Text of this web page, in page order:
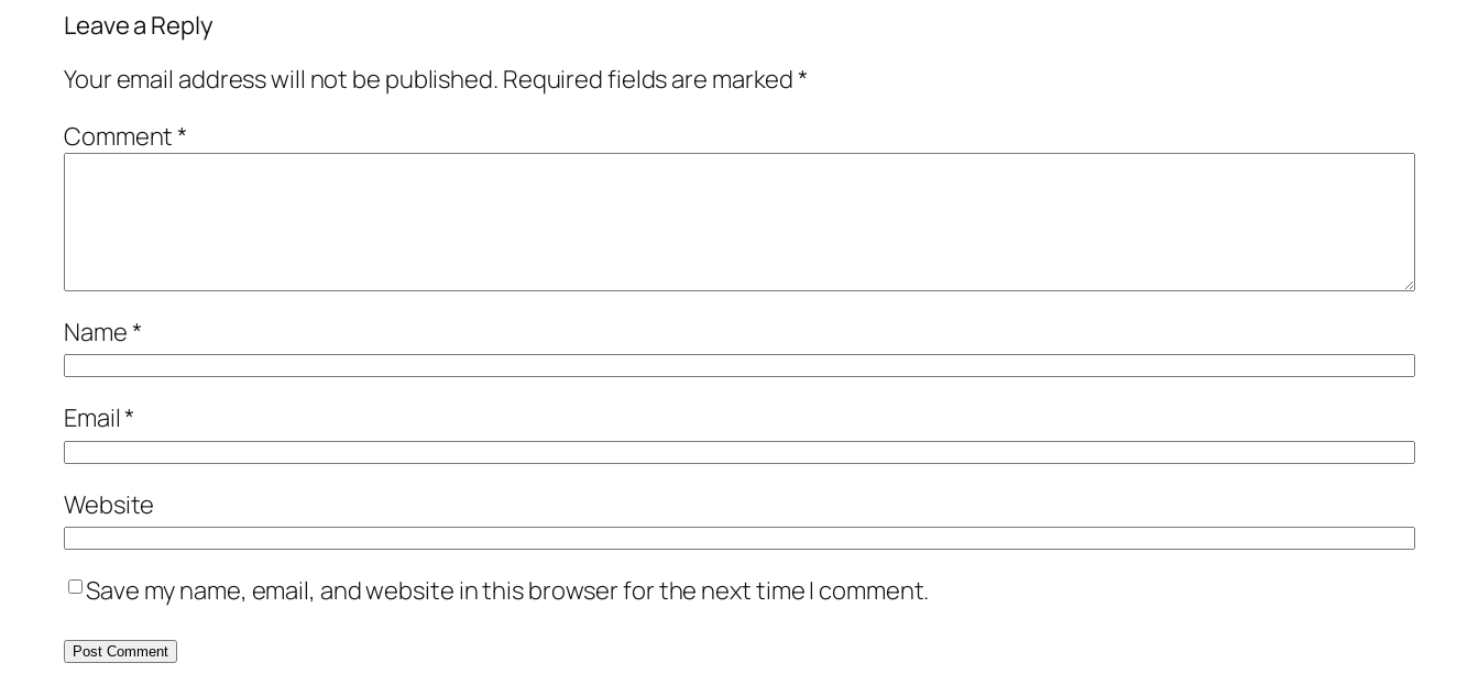
Leave a Reply
Your email address will not be published. Required fields are marked*
Comment*
Name*
Email*
Website
Save my name, email, and website in this browser for the next time I comment.